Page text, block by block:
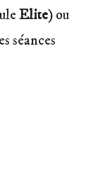
Elite) ou
séances